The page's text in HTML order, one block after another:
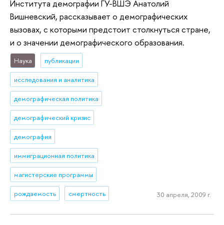
Института демографии ГУ-ВШЭ Анатолий
Вишневский, рассказывает о демографических
вызовах, с которыми предстоит столкнуться стране,
и о значении демографического образования.
Наука публикации
исследования и аналитика
демографическая политика
демографический кризис
демография
иммиграционная политика
магистерские программы
рождаемость смертность 30 апреля, 2009 г.